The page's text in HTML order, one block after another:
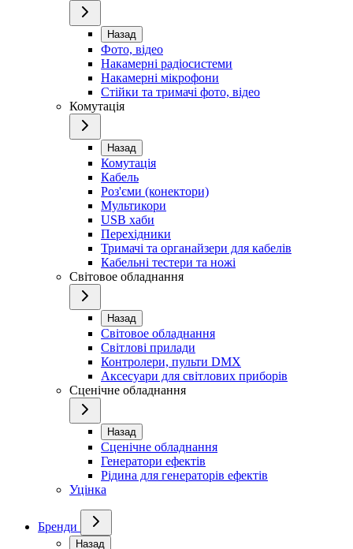
Назад
Фото, відео
Накамерні радіосистеми
Накамерні мікрофони
Стійки та тримачі фото, відео
Комутація
Назад
Комутація
Кабель
Роз'єми (конектори)
Мультикори
USB хаби
Перехідники
Тримачі та органайзери для кабелів
Кабельні тестери та ножі
Світовое обладнання
Назад
Світовое обладнання
Світлові прилади
Контролери, пульти DMX
Аксесуари для світлових приборів
Сценічне обладнання
Назад
Сценічне обладнання
Генератори ефектів
Рідина для генераторів ефектів
Уцінка
Бренди
Назад